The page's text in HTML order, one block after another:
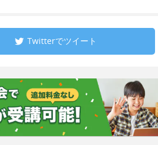
Twitterでツイート